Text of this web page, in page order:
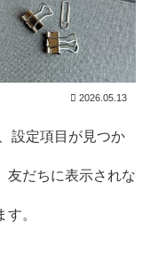
2026.05.13
設定項目が見つか
友だちに表示されな
。